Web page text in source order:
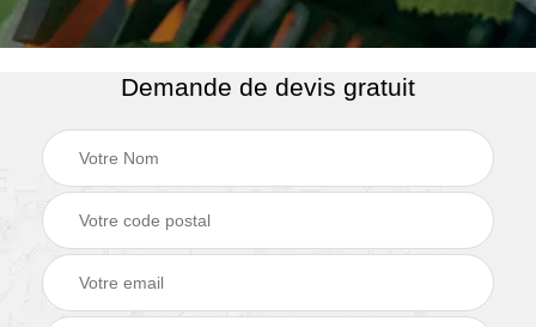
Demande de devis gratuit